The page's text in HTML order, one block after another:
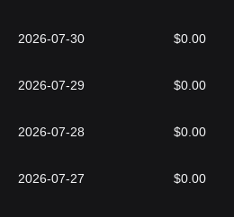
2026-07-30 $0.00
2026-07-29 $0.00
2026-07-28 $0.00
2026-07-27 $0.00